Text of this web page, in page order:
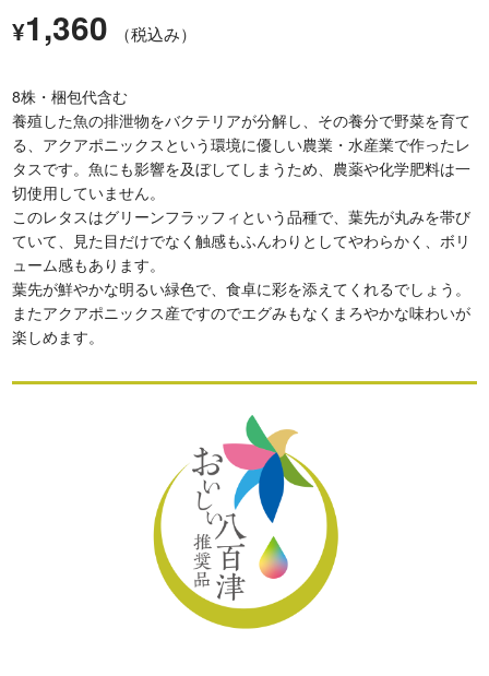
¥1,360 （税込み）
8株・梱包代含む
養殖した魚の排泄物をバクテリアが分解し、その養分で野菜を育て
る、アクアポニックスという環境に優しい農業・水産業で作ったレ
タスです。魚にも影響を及ぼしてしまうため、農薬や化学肥料は一
切使用していません。
このレタスはグリーンフラッフィという品種で、葉先が丸みを帯び
ていて、見た目だけでなく触感もふんわりとしてやわらかく、ボリ
ューム感もあります。
葉先が鮮やかな明るい緑色で、食卓に彩を添えてくれるでしょう。
またアクアポニックス産ですのでエグみもなくまろやかな味わいが
楽しめます。